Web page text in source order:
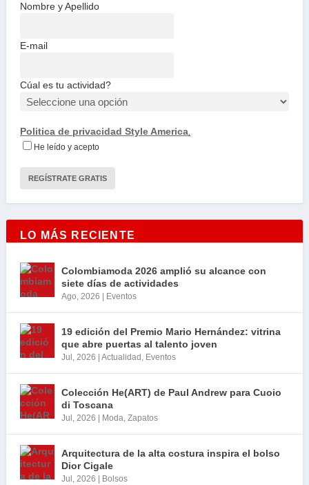
Nombre y Apellido
E-mail
Cúal es tu actividad?
Politica de privacidad Style America.
He leído y acepto
LO MÁS RECIENTE
Colombiamoda 2026 amplió su alcance con
siete días de actividades
Ago, 2026 Eventos
19 edición del Premio Mario Hernández: vitrina
que abre puertas al talento joven
Jul, 2026 Actualidad , Eventos
Colección He(ART) de Paul Andrew para Cuoio
di Toscana
Jul, 2026 Moda, Zapatos
Arquitectura de la alta costura inspira el bolso
Dior Cigale
Jul, 2026 Bolsos